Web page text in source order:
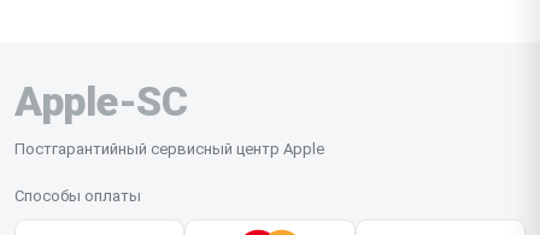
Apple-SC
Постгарантийный сервисный центр Apple
Способы оплаты